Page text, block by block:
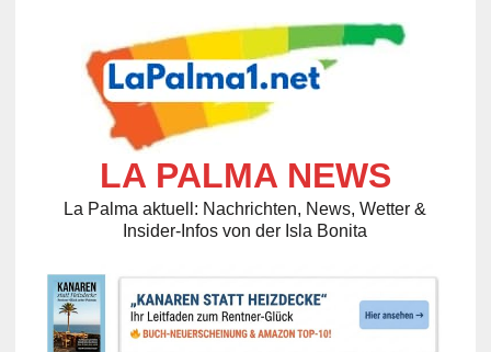
LA PALMA NEWS
La Palma aktuell: Nachrichten, News, Wetter &
Insider-Infos von der Isla Bonita